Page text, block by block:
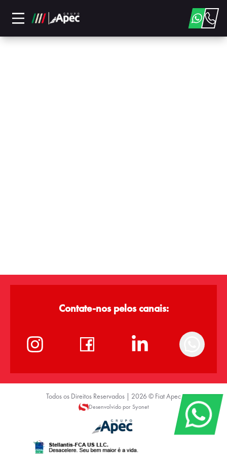
Contate-nos pelos canais:
Todos os Direitos Reservados | 2026 © Fiat Apec
Desenvolvido por Syonet